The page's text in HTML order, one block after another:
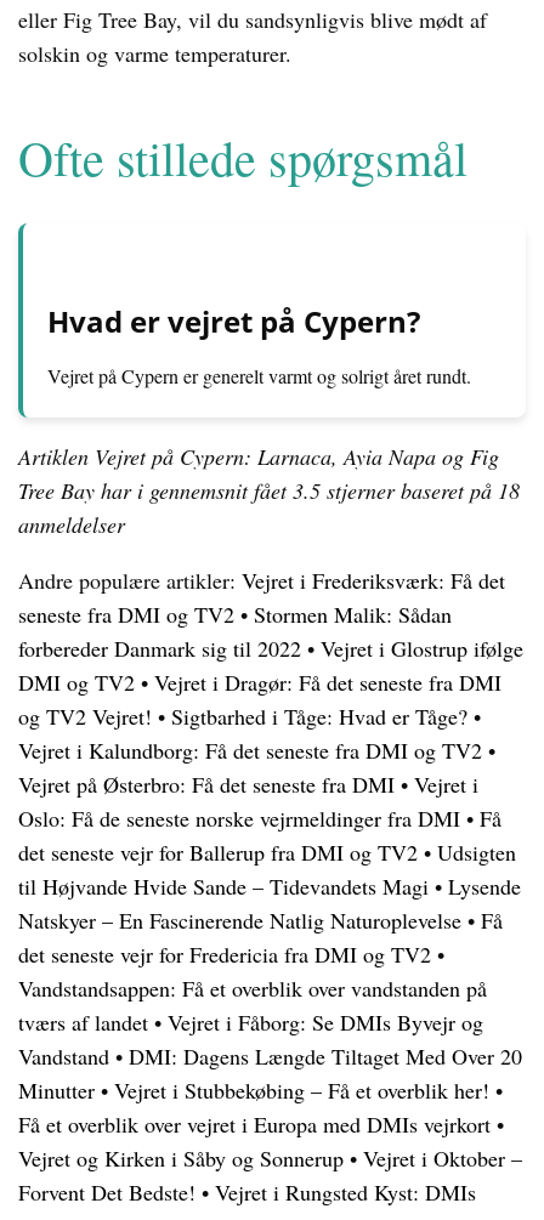
eller Fig Tree Bay, vil du sandsynligvis blive mødt af
solskin og varme temperaturer.
Ofte stillede spørgsmål
Hvad er vejret på Cypern?
Vejret på Cypern er generelt varmt og solrigt året rundt.
Artiklen Vejret på Cypern: Larnaca, Ayia Napa og Fig
Tree Bay har i gennemsnit fået3.5 stjerner baseret på 18
anmeldelser
Andre populære artikler: Vejret i Frederiksværk: Få det
seneste fra DMI og TV2 • Stormen Malik: Sådan
forbereder Danmark sig til 2022 • Vejret i Glostrup ifølge
DMI og TV2 • Vejret i Dragør: Få det seneste fra DMI
og TV2 Vejret! • Sigtbarhed i Tåge: Hvad er Tåge? •
Vejret i Kalundborg: Få det seneste fra DMI og TV2 •
Vejret på Østerbro: Få det seneste fra DMI • Vejret i
Oslo: Få de seneste norske vejrmeldinger fra DMI • Få
det seneste vejr for Ballerup fra DMI og TV2 • Udsigten
til Højvande Hvide Sande – Tidevandets Magi • Lysende
Natskyer – En Fascinerende Natlig Naturoplevelse • Få
det seneste vejr for Fredericia fra DMI og TV2 •
Vandstandsappen: Få et overblik over vandstanden på
tværs af landet • Vejret i Fåborg: Se DMIs Byvejr og
Vandstand • DMI: Dagens Længde Tiltaget Med Over 20
Minutter • Vejret i Stubbekøbing – Få et overblik her! •
Få et overblik over vejret i Europa med DMIs vejrkort •
Vejret og Kirken i Såby og Sonnerup • Vejret i Oktober –
Forvent Det Bedste! • Vejret i Rungsted Kyst: DMIs